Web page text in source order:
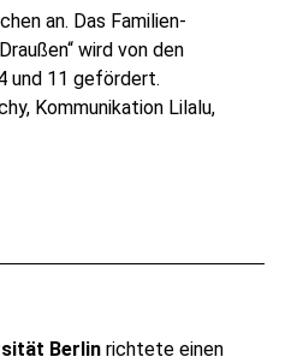
an. Das Familien-
wird von den
und 11 gefördert.
Kommunikation Lilalu,
Berlin richtete einen